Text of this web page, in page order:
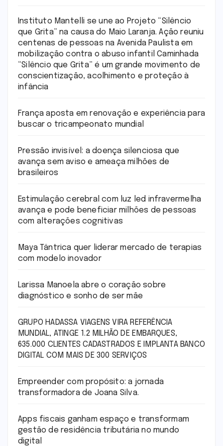
Instituto Mantelli se une ao Projeto “Silêncio
que Grita” na causa do Maio Laranja. Ação reuniu
centenas de pessoas na Avenida Paulista em
mobilização contra o abuso infantil Caminhada
“Silêncio que Grita” é um grande movimento de
conscientização, acolhimento e proteção à
infância
França aposta em renovação e experiência para
buscar o tricampeonato mundial
Pressão invisível: a doença silenciosa que
avança sem aviso e ameaça milhões de
brasileiros
Estimulação cerebral com luz led infravermelha
avança e pode beneficiar milhões de pessoas
com alterações cognitivas
Maya Tântrica quer liderar mercado de terapias
com modelo inovador
Larissa Manoela abre o coração sobre
diagnóstico e sonho de ser mãe
GRUPO HADASSA VIAGENS VIRA REFERÊNCIA
MUNDIAL, ATINGE 1.2 MILHÃO DE EMBARQUES,
635.000 CLIENTES CADASTRADOS E IMPLANTA BANCO
DIGITAL COM MAIS DE 300 SERVIÇOS
Empreender com propósito: a jornada
transformadora de Joana Silva.
Apps fiscais ganham espaço e transformam
gestão de residência tributária no mundo
digital